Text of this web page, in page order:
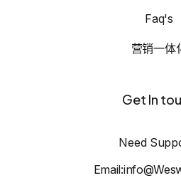
Faq's
营销一体
Get In
Need